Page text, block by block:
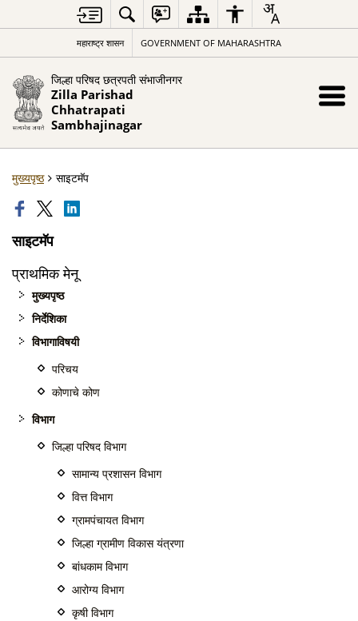
महाराष्ट्र शासन GOVERNMENT OF MAHARASHTRA
जिल्हा परिषद छत्रपती संभाजीनगर
Zilla Parishad
Chhatrapati
Sambhajinagar
मुख्यपृष्ठ साइटमॅप
साइटमॅप
प्राथमिक मेनू
मुख्यपृष्ठ
निर्देशिका
विभागाविषयी
परिचय
कोणाचे कोण
विभाग
जिल्हा परिषद विभाग
सामान्य प्रशासन विभाग
वित्त विभाग
ग्रामपंचायत विभाग
जिल्हा ग्रामीण विकास यंत्रणा
बांधकाम विभाग
आरोग्य विभाग
कृषी विभाग